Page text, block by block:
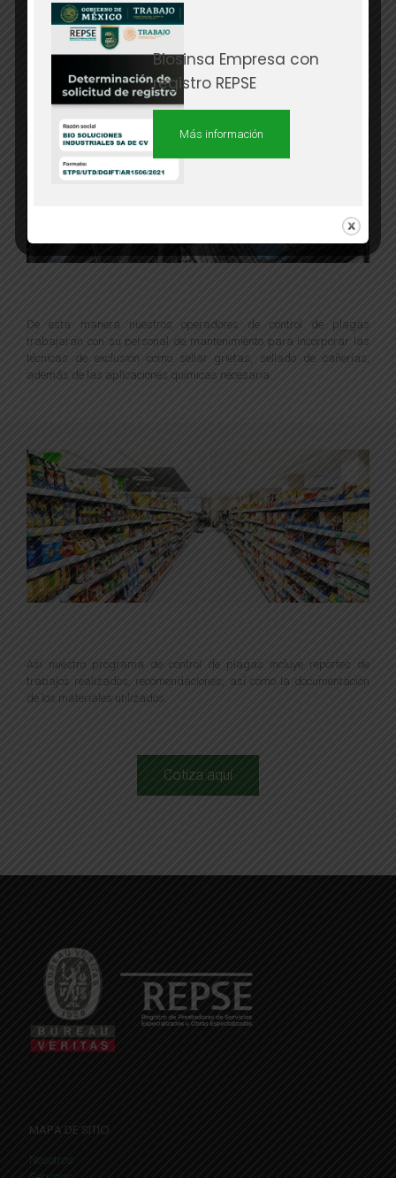
Nuestros operadores de control de plagas, realizan un estudio para
determinar las necesidades y recomienda el tratamiento más
adecuado.
De esta manera nuestros operadores de control de plagas
trabajaran con su personal de mantenimiento para incorporar las
técnicas de exclusión como sellar grietas, sellado de cañerías,
además de las aplicaciones químicas necesaria.
Así nuestro programa de control de plagas incluye reportes de
trabajos realizados, recomendaciones, así como la documentación
de los materiales utilizados.
Cotiza aquí
MAPA DE SITIO
Nosotros
Biosinsa Empresa con
registro REPSE
Más información